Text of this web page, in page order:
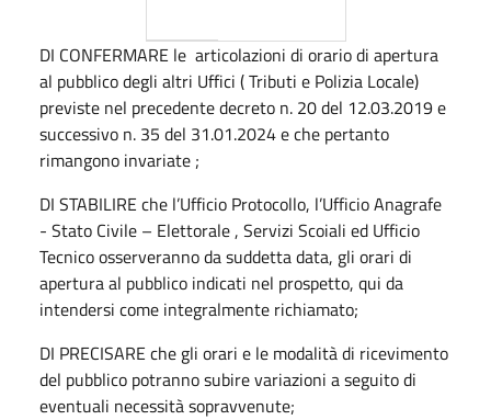
DI CONFERMARE le articolazioni di orario di apertura
al pubblico degli altri Uffici ( Tributi e Polizia Locale)
previste nel precedente decreto n. 20 del 12.03.2019 e
successivo n. 35 del 31.01.2024 e che pertanto
rimangono invariate ;
DI STABILIRE che l’Ufficio Protocollo, l’Ufficio Anagrafe
- Stato Civile – Elettorale , Servizi Scoiali ed Ufficio
Tecnico osserveranno da suddetta data, gli orari di
apertura al pubblico indicati nel prospetto, qui da
intendersi come integralmente richiamato;
DI PRECISARE che gli orari e le modalità di ricevimento
del pubblico potranno subire variazioni a seguito di
eventuali necessità sopravvenute;